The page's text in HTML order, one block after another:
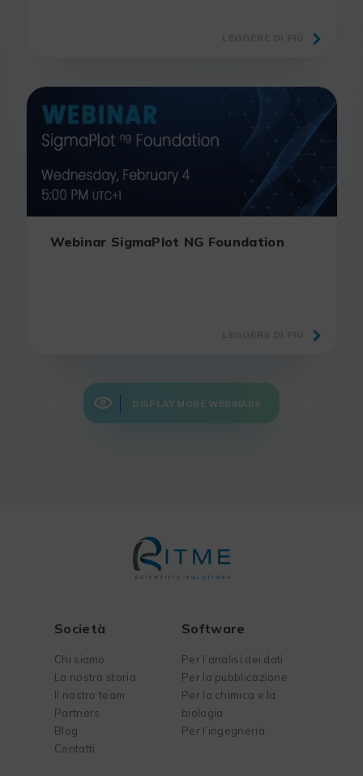
Webinar SigmaPlot NG Foundation
DISPLAY MORE WEBINARS
Società
Chi siamo
La nostra storia
Il nostro team
Partners
Blog
Contatti
Software
Per l’analisi dei dati
Per la pubblicazione
Per la chimica e la
biologia
Per l’ingegneria